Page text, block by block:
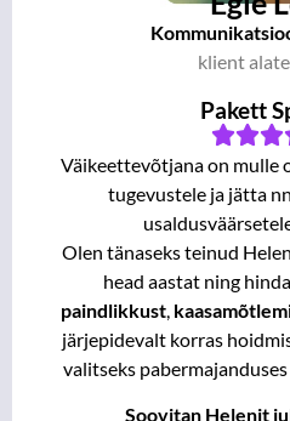
klient
Pakett
Väikeettevõtjana on mulle
tugevustele ja jätta
Olen tänaseks teinud
head aastat ning
paindlikkust,
järjepidevalt korras
valitseks
Soovitan Helenit